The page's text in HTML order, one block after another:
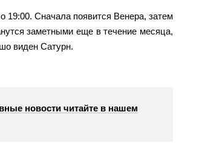
Сначала появится Венера, затем
заметными еще в течение месяца,
виден Сатурн.
новости читайте в нашем